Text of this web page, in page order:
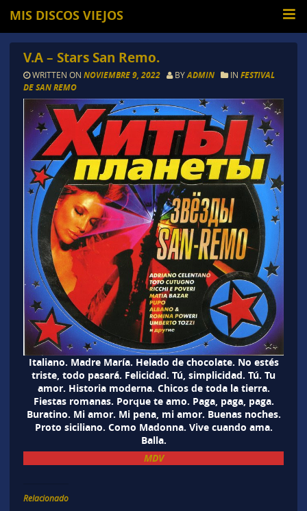
MIS DISCOS VIEJOS
V.A – Stars San Remo.
WRITTEN ON NOVIEMBRE 9, 2022 BYADMIN IN FESTIVAL
DE SAN REMO
Italiano. Madre María. Helado de chocolate. No estés
triste, todo pasará. Felicidad. Tú, simplicidad. Tú. Tu
amor. Historia moderna. Chicos de toda la tierra.
Fiestas romanas. Porque te amo. Paga, paga, paga.
Buratino. Mi amor. Mi pena, mi amor. Buenas noches.
Proto siciliano. Como Madonna. Vive cuando ama.
Balla.
MDV
Relacionado